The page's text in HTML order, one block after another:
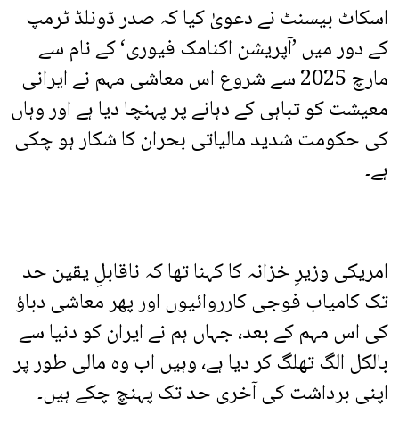
اسکاٹ بیسنٹ نے دعویٰ کیا کہ صدر ڈونلڈ ٹرمپ
کے دور میں ’آپریشن اکنامک فیوری‘ کے نام سے
مارچ 2025 سے شروع اس معاشی مہم نے ایرانی
معیشت کو تباہی کے دہانے پر پہنچا دیا ہے اور وہاں
کی حکومت شدید مالیاتی بحران کا شکار ہو چکی
ہے۔
امریکی وزیرِ خزانہ کا کہنا تھا کہ ناقابلِ یقین حد
تک کامیاب فوجی کارروائیوں اور پھر معاشی دباؤ
کی اس مہم کے بعد، جہاں ہم نے ایران کو دنیا سے
بالکل الگ تھلگ کر دیا ہے، وہیں اب وہ مالی طور پر
اپنی برداشت کی آخری حد تک پہنچ چکے ہیں۔